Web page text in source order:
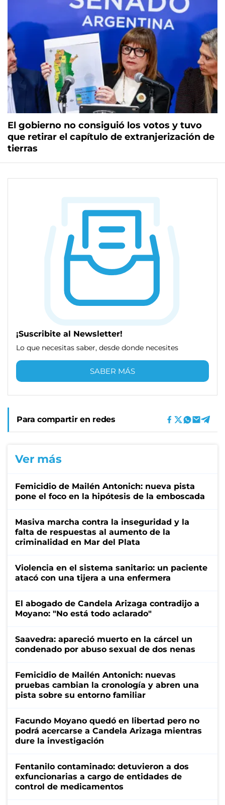
El gobierno no consiguió los votos y tuvo
que retirar el capítulo de extranjerización de
tierras
¡Suscribite al Newsletter!
Lo que necesitas saber, desde donde necesites
SABER MÁS
Para compartir en redes
Ver más
Femicidio de Mailén Antonich: nueva pista
pone el foco en la hipótesis de la emboscada
Masiva marcha contra la inseguridad y la
falta de respuestas al aumento de la
criminalidad en Mar del Plata
Violencia en el sistema sanitario: un paciente
atacó con una tijera a una enfermera
El abogado de Candela Arizaga contradijo a
Moyano: "No está todo aclarado"
Saavedra: apareció muerto en la cárcel un
condenado por abuso sexual de dos nenas
Femicidio de Mailén Antonich: nuevas
pruebas cambian la cronología y abren una
pista sobre su entorno familiar
Facundo Moyano quedó en libertad pero no
podrá acercarse a Candela Arizaga mientras
dure la investigación
Fentanilo contaminado: detuvieron a dos
exfuncionarias a cargo de entidades de
control de medicamentos